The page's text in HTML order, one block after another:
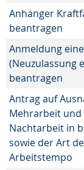
Anhänger
beantragen
Anmeldung
(Neuzulassung
beantragen
Antrag auf
Mehrarbeit
Nachtarbeit in
sowie der Art
Arbeitstempo